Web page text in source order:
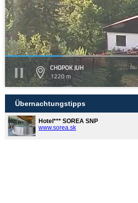
CHOPOK JUH
1220 m
Übernachtungstipps
Hotel*** SOREA SNP
www.sorea.sk